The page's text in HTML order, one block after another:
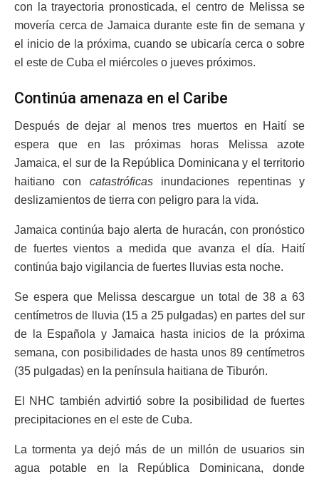
con la trayectoria pronosticada, el centro de Melissa se
movería cerca de Jamaica durante este fin de semana y
el inicio de la próxima, cuando se ubicaría cerca o sobre
el este de Cuba el miércoles o jueves próximos.
Continúa amenaza en el Caribe
Después de dejar al menos tres muertos en Haití se
espera que en las próximas horas Melissa azote
Jamaica, el sur de la República Dominicana y el territorio
haitiano con catastróficasinundaciones repentinas y
deslizamientos de tierra con peligro para la vida.
Jamaica continúa bajo alerta de huracán, con pronóstico
de fuertes vientos a medida que avanza el día. Haití
continúa bajo vigilancia de fuertes lluvias esta noche.
Se espera que Melissa descargue un total de 38 a 63
centímetros de lluvia (15 a 25 pulgadas) en partes del sur
de la Española y Jamaica hasta inicios de la próxima
semana, con posibilidades de hasta unos 89 centímetros
(35 pulgadas) en la península haitiana de Tiburón.
El NHC también advirtió sobre la posibilidad de fuertes
precipitaciones en el este de Cuba.
La tormenta ya dejó más de un millón de usuarios sin
agua potable en la República Dominicana, donde